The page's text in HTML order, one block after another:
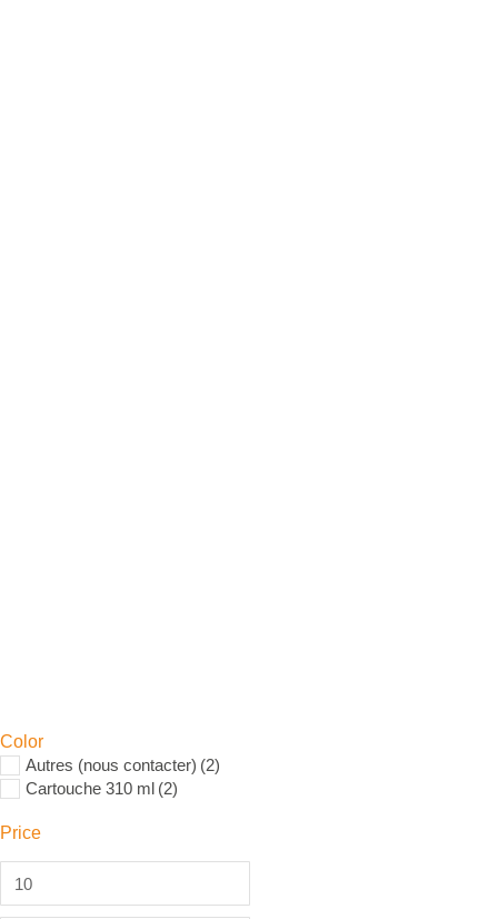
Color
Autres (nous contacter) (2)
Cartouche 310 ml (2)
Price